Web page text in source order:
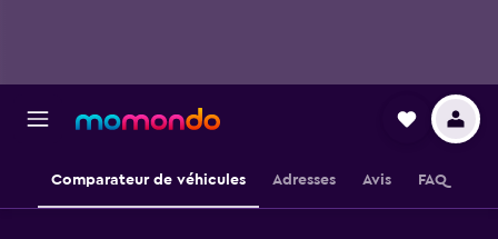
Comparateur de véhicules Adresses Avis FAQ